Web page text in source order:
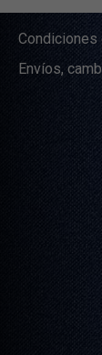
Condiciones
Envíos,